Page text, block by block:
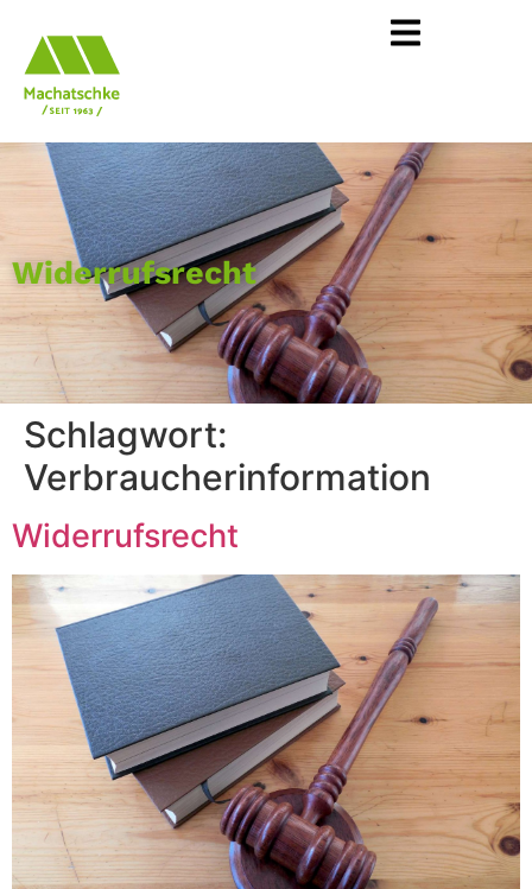
Widerrufsrecht
Schlagwort:
Verbraucherinformation
Widerrufsrecht